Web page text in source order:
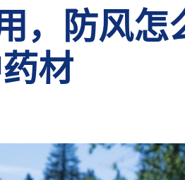
，防风怎
材